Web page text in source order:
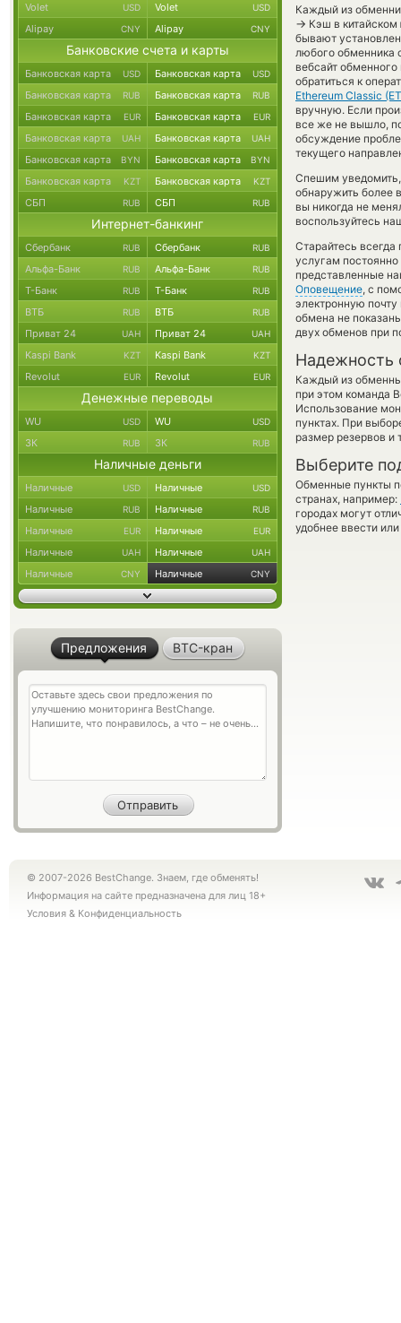
Каждый из
→ Кэш в
бывают
любого обменника
вебсайт
обратиться к
Ethereum Classic
вручную. Если
все же не вышло,
обсуждение
текущего
Спешим
обнаружить более
вы никогда не
воспользуйтесь
Старайтесь
услугам
представленные
Оповещение, с
электронную
обмена не
двух обменов при
Надежность
Каждый из
при этом команда
Использование
пунктах. При
размер резервов и
Выберите
Обменные пункты
странах, например:
городах могут
удобнее ввести
Volet USD Volet USD
Alipay CNY Alipay CNY
Банковские счета и карты
Банковская карта USD Банковская карта USD
Банковская карта RUB Банковская карта RUB
Банковская карта EUR Банковская карта EUR
Банковская карта UAH Банковская карта UAH
Банковская карта BYN Банковская карта BYN
Банковская карта KZT Банковская карта KZT
СБП RUB СБП RUB
Интернет-банкинг
Сбербанк RUB Сбербанк RUB
Альфа-Банк RUB Альфа-Банк RUB
Т-Банк RUB Т-Банк RUB
ВТБ RUB ВТБ RUB
Приват 24 UAH Приват 24 UAH
Kaspi Bank KZT Kaspi Bank KZT
Revolut EUR Revolut EUR
Денежные переводы
WU USD WU USD
ЗК RUB ЗК RUB
Наличные деньги
Наличные USD Наличные USD
Наличные RUB Наличные RUB
Наличные EUR Наличные EUR
Наличные UAH Наличные UAH
Наличные CNY Наличные CNY
Предложения BTC-кран
© 2007-2026 BestChange. Знаем, где обменять!
Информация на сайте предназначена для лиц 18+
Условия & Конфиденциальность